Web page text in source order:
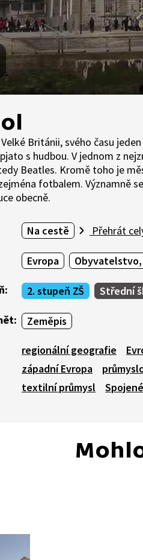
Británii, svého času
s hudbou. V jednom z
Beatles. Kromě toho je
fotbalem. Významně
obecně.
Na cestě Přehrát
Evropa
2. stupeň ZŠ Střední
Zeměpis
regionální geografie
západní Evropa
textilní průmysl